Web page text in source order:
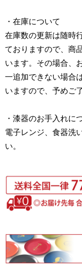
・在庫について
在庫数の更新は随時
ておりますので、商
います。その場合、
一追加できない場合
いますので、予めご
・漆器のお手入れに
電子レンジ、食器洗
い。